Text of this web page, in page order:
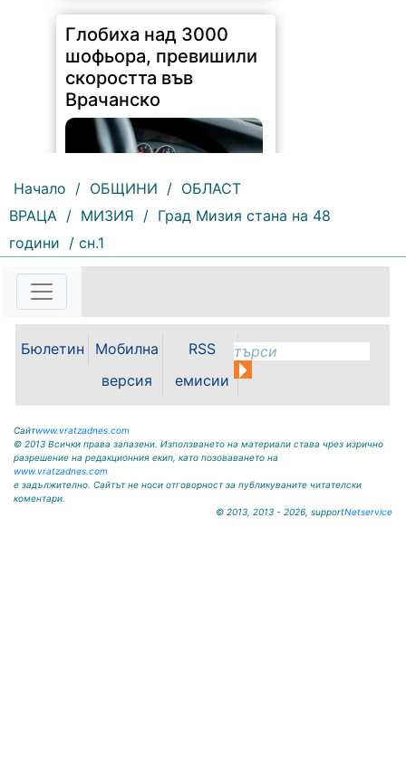
Глобиха над 3000
шофьора, превишили
скоростта във
Врачанско
201 | 2026-08-06 11:20:20
престъпления са регистрирани
на територията на ОДМВР –
Враца през месец юли. Това
сочат данните на дирекцията. От
тях 38 са разкрити, а по
останалите случаи работата...
Начало / ОБЩИНИ / ОБЛАСТ
ВРАЦА / МИЗИЯ / Град Мизия стана на 48
години / сн.1
Бюлетин
Мобилна
версия
RSS
емисии
Сайтwww.vratzadnes.com
© 2013 Всички права запазени. Използването на материали става чрез изрично
разрешение на редакционния екип, като позоваването на
www.vratzadnes.com
е задължително. Сайтът не носи отговорност за публикуваните читателски
коментари.
© 2013, 2013 - 2026, supportNetservice